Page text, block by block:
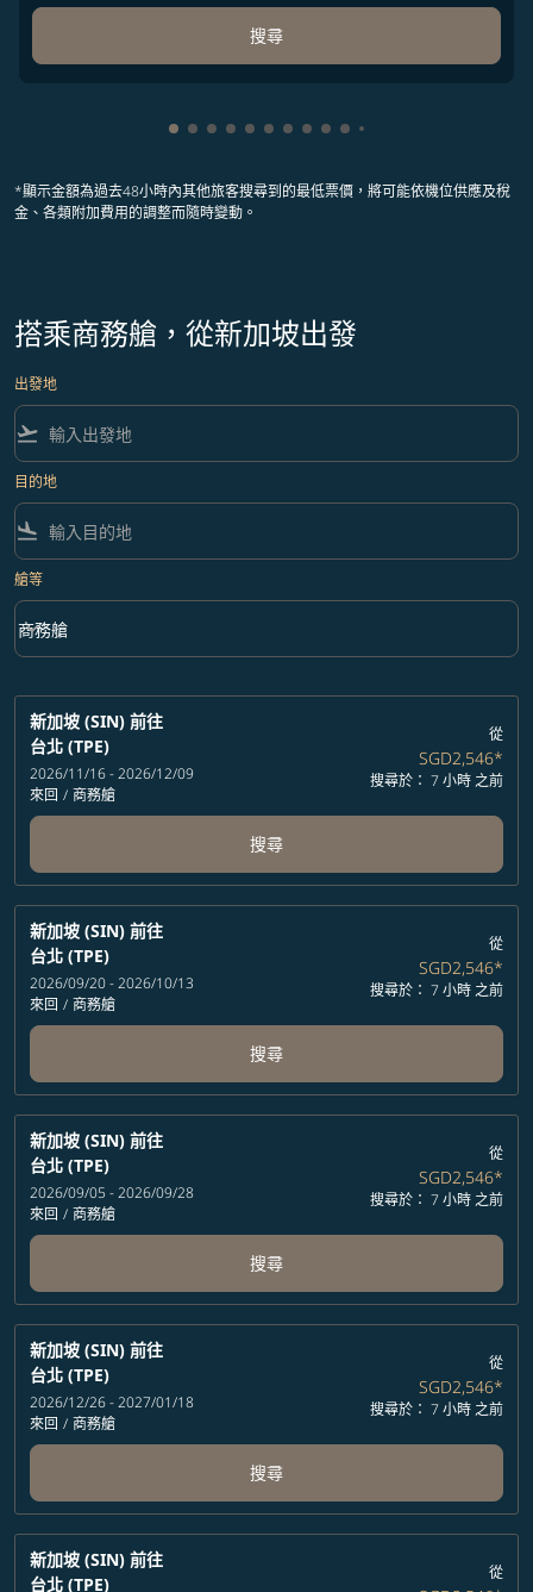
搜尋
顯示 cmp-pagination-showing-card 1
顯示 cmp-pagination-showing-card 2
顯示 cmp-pagination-showing-card
顯示 cmp-pagination-showing-
顯示 cmp-pagination-showing-
顯示 cmp-pagination-
顯示 cmp-pagination-
顯示 cmp-pagination-
顯示 cmp-pagination-
顯示 cmp-
*顯示金額為過去48小時內其他旅客搜尋到的最低票價，將可能依機位供應及稅
金、各類附加費用的調整而隨時變動。
搭乘商務艙，從新加坡出發
出發地
flight_takeoff
目的地
flight_land
艙等
艙等 option 商務艙 Selected
商務艙
keyboard_arrow_down
新加坡 (SIN) 前往
台北 (TPE)
2026/11/16 - 2026/12/09
來回 / 商務艙
從
SGD2,546*
搜尋於： 7 小時 之前
搜尋
新加坡 (SIN) 前往
台北 (TPE)
2026/09/20 - 2026/10/13
來回 / 商務艙
從
SGD2,546*
搜尋於： 7 小時 之前
搜尋
新加坡 (SIN) 前往
台北 (TPE)
2026/09/05 - 2026/09/28
來回 / 商務艙
從
SGD2,546*
搜尋於： 7 小時 之前
搜尋
新加坡 (SIN) 前往
台北 (TPE)
2026/12/26 - 2027/01/18
來回 / 商務艙
從
SGD2,546*
搜尋於： 7 小時 之前
搜尋
新加坡 (SIN) 前往
台北 (TPE)
從